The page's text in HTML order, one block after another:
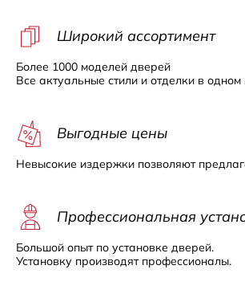
Широкий ассортимент
Более 1000 моделей дверей
Все актуальные стили и отделки в одном
Выгодные цены
Невысокие издержки позволяют
Профессиональная
Большой опыт по установке дверей.
Установку производят профессионалы.